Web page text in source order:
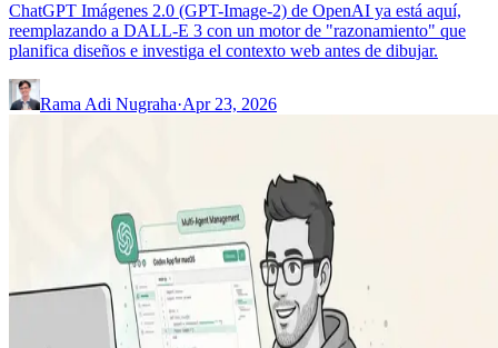
ChatGPT Imágenes 2.0 (GPT-Image-2) de OpenAI ya está aquí,
reemplazando a DALL-E 3 con un motor de "razonamiento" que
planifica diseños e investiga el contexto web antes de dibujar.
Rama Adi Nugraha·Apr 23, 2026